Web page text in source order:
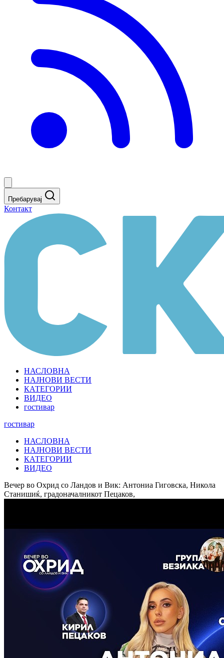
Пребарувај
Контакт
НАСЛОВНА
НАЈНОВИ ВЕСТИ
КАТЕГОРИИ
ВИДЕО
гостивар
гостивар
НАСЛОВНА
НАЈНОВИ ВЕСТИ
КАТЕГОРИИ
ВИДЕО
Вечер во Охрид со Ландов и Вик: Антониа Гиговска, Никола
Станишиќ, градоначалникот Пецаков,